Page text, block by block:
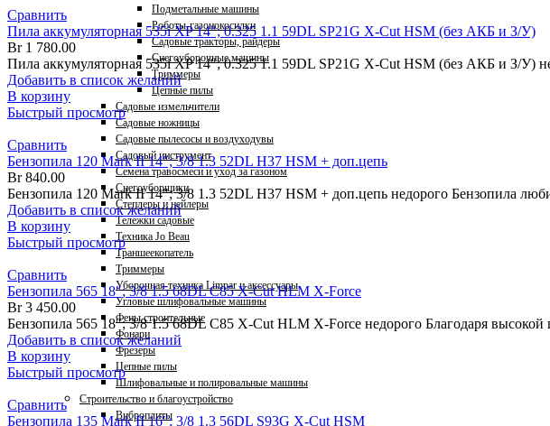
Подметальные машины
Роботы-газонокосилки
Садовые тракторы, райдеры
Снегоуборочные машины
Триммеры
Цепные пилы
Садовые измельчители
Садовые ножницы
Садовые пылесосы и воздуходувы
Садовый инструмент
Семена травосмеси и уход за газоном
Снегоуборщики
Степлеры и нейлеры
Тележки садовые
Техника Jo Beau
Траншеекопатель
Триммеры
Уборочная техника Limpar и аксессуары
Угловые шлифовальные машины
Фены строительные
Фонари
Фрезеры
Цепные пилы
Шлифовальные и полировальные машины
Строительство и благоустройство
Виброплиты
Сравнить
Пила аккумуляторная 535i XP 14″; 0.325 1.1 59DL SP21G X-Cut HSM (без АКБ и З/У)
Br1 780.00
Пила аккумуляторная 535i XP 14″; 0.325 1.1 59DL SP21G X-Cut HSM (без АКБ и З/У)
Добавить в список желаний
В корзину
Быстрый просмотр
Сравнить
Бензопила 120 Mark II 14″; 3/8 1.3 52DL H37 HSM + доп.цепь
Br840.00
Бензопила 120 Mark II 14″; 3/8 1.3 52DL H37 HSM + доп.цепь недорого Бензопила
Добавить в список желаний
В корзину
Быстрый просмотр
Сравнить
Бензопила 565 18″; 3/8 1.5 68DL C85 X-Cut HLM X-Force
Br3 450.00
Бензопила 565 18″; 3/8 1.5 68DL C85 X-Cut HLM X-Force недорого Благодаря
Добавить в список желаний
В корзину
Быстрый просмотр
Сравнить
Бензопила 135 Mark II 16″; 3/8 1.3 56DL S93G X-Cut HSM